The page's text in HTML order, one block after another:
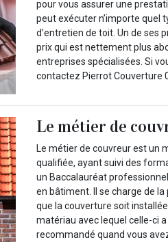
pour vous assurer une
peut exécuter n’importe quel
d’entretien de toit. Un de ses
prix qui est nettement plus
entreprises spécialisées. Si
contactez Pierrot Couverture
Le métier de
Le métier de couvreur est un
qualifiée, ayant suivi des
un Baccalauréat
en bâtiment. Il se charge de
que la couverture soit
matériau avec lequel celle-ci
recommandé quand vous